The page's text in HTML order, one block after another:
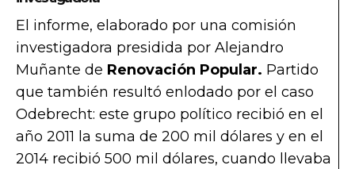
El informe, elaborado por una comisión
investigadora presidida por Alejandro
Muñante de Renovación Popular. Partido
que también resultó enlodado por el caso
Odebrecht: este grupo político recibió en el
año 2011 la suma de 200 mil dólares y en el
2014 recibió 500 mil dólares, cuando llevaba